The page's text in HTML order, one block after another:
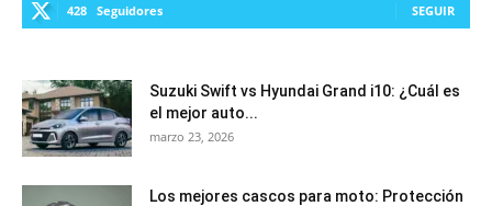
428 Seguidores SEGUIR
Suzuki Swift vs Hyundai Grand i10: ¿Cuál es
el mejor auto...
marzo 23, 2026
Los mejores cascos para moto: Protección